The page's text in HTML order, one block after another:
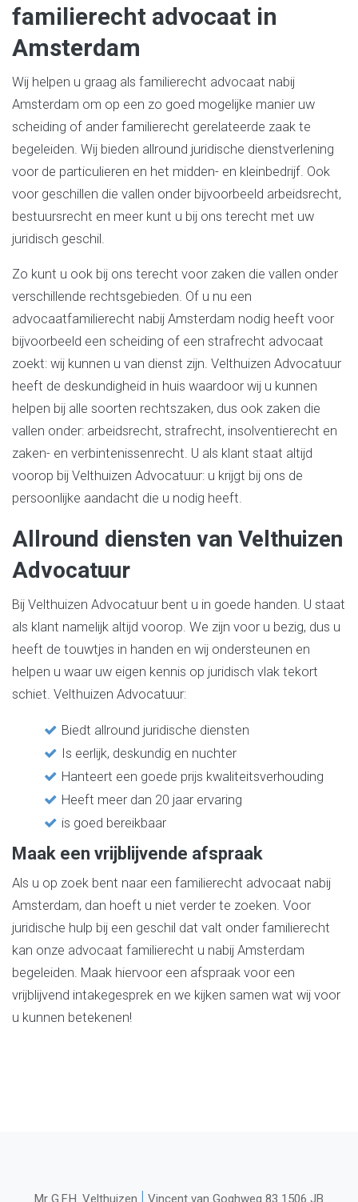
familierecht advocaat in
Amsterdam
Wij helpen u graag als familierecht advocaat nabij
Amsterdam om op een zo goed mogelijke manier uw
scheiding of ander familierecht gerelateerde zaak te
begeleiden. Wij bieden allround juridische dienstverlening
voor de particulieren en het midden- en kleinbedrijf. Ook
voor geschillen die vallen onder bijvoorbeeld arbeidsrecht,
bestuursrecht en meer kunt u bij ons terecht met uw
juridisch geschil.
Zo kunt u ook bij ons terecht voor zaken die vallen onder
verschillende rechtsgebieden. Of u nu een
advocaatfamilierecht nabij Amsterdam nodig heeft voor
bijvoorbeeld een scheiding of een strafrecht advocaat
zoekt: wij kunnen u van dienst zijn. Velthuizen Advocatuur
heeft de deskundigheid in huis waardoor wij u kunnen
helpen bij alle soorten rechtszaken, dus ook zaken die
vallen onder: arbeidsrecht, strafrecht, insolventierecht en
zaken- en verbintenissenrecht. U als klant staat altijd
voorop bij Velthuizen Advocatuur: u krijgt bij ons de
persoonlijke aandacht die u nodig heeft.
Allround diensten van Velthuizen
Advocatuur
Bij Velthuizen Advocatuur bent u in goede handen. U staat
als klant namelijk altijd voorop. We zijn voor u bezig, dus u
heeft de touwtjes in handen en wij ondersteunen en
helpen u waar uw eigen kennis op juridisch vlak tekort
schiet. Velthuizen Advocatuur:
Biedt allround juridische diensten
Is eerlijk, deskundig en nuchter
Hanteert een goede prijs kwaliteitsverhouding
Heeft meer dan 20 jaar ervaring
is goed bereikbaar
Maak een vrijblijvende afspraak
Als u op zoek bent naar een familierecht advocaat nabij
Amsterdam, dan hoeft u niet verder te zoeken. Voor
juridische hulp bij een geschil dat valt onder familierecht
kan onze advocaat familierecht u nabij Amsterdam
begeleiden. Maak hiervoor een afspraak voor een
vrijblijvend intakegesprek en we kijken samen wat wij voor
u kunnen betekenen!
Mr G.F.H. Velthuizen | Vincent van Goghweg 83 1506 JB